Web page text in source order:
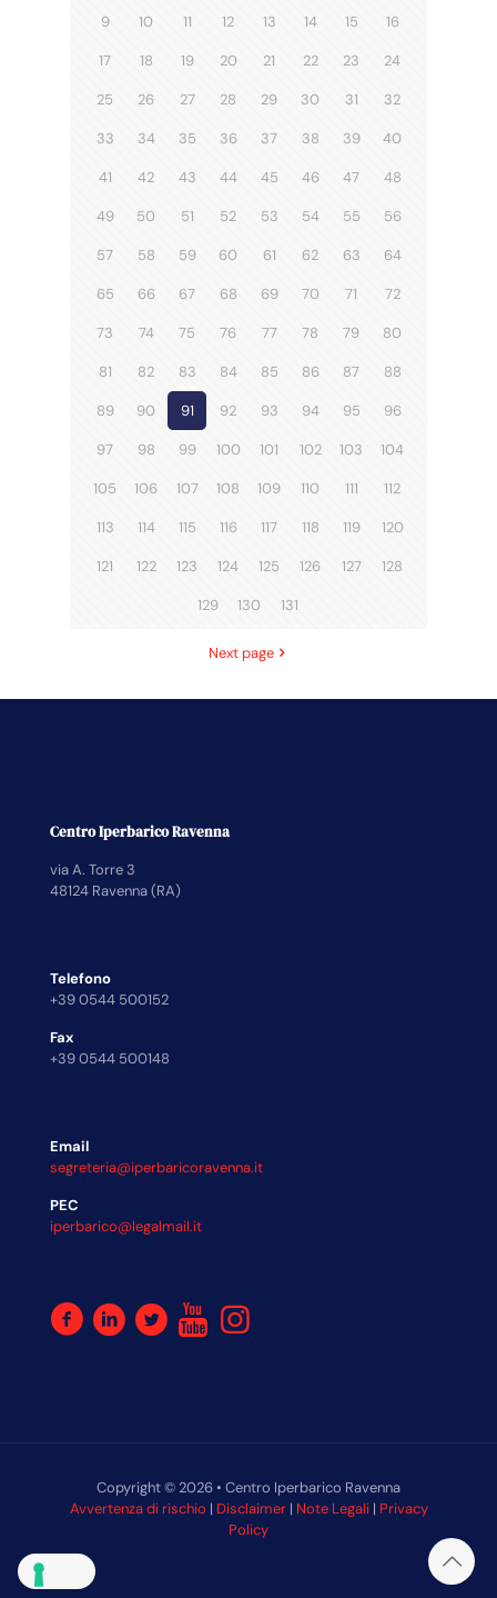
9 10 11 12 13 14 15 16
17 18 19 20 21 22 23 24
25 26 27 28 29 30 31 32
33 34 35 36 37 38 39 40
41 42 43 44 45 46 47 48
49 50 51 52 53 54 55 56
57 58 59 60 61 62 63 64
65 66 67 68 69 70 71 72
73 74 75 76 77 78 79 80
81 82 83 84 85 86 87 88
89 90 91 92 93 94 95 96
97 98 99 100 101 102 103 104
105 106 107 108 109 110 111 112
113 114 115 116 117 118 119 120
121 122 123 124 125 126 127 128
129 130 131
Next page
Centro Iperbarico Ravenna
via A. Torre 3
48124 Ravenna (RA)
Telefono
+39 0544 500152
Fax
+39 0544 500148
Email
segreteria@iperbaricoravenna.it
PEC
iperbarico@legalmail.it
Copyright © 2026 • Centro Iperbarico Ravenna
Avvertenza di rischio | Disclaimer| Note Legali| Privacy
Policy